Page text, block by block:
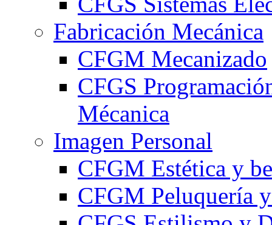
Fabricación Mecánica
CFGM Mecanizado
CFGS
Mécanica
Imagen Personal
CFGM Estética y
CFGM Peluquería